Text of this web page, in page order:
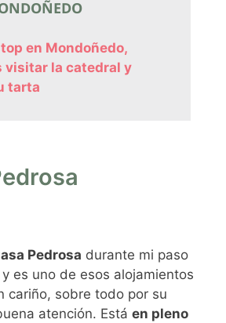
en Mondoñedo,
visitar la catedral y
tarta
Pedrosa durante mi paso
es uno de esos alojamientos
cariño, sobre todo por su
atención. Está en pleno